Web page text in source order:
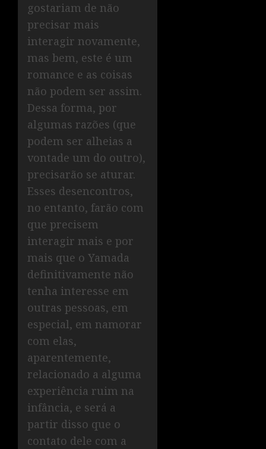
gostariam de não
precisar mais
interagir novamente,
mas bem, este é um
romance e as coisas
não podem ser assim.
Dessa forma, por
algumas razões (que
podem ser alheias a
vontade um do outro),
precisarão se aturar.
Esses desencontros,
no entanto, farão com
que precisem
interagir mais e por
mais que o Yamada
definitivamente não
tenha interesse em
outras pessoas, em
especial, em namorar
com elas,
aparentemente,
relacionado a alguma
experiência ruim na
infância, e será a
partir disso que o
contato dele com a